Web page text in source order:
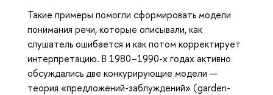
Такие примеры помогли сформировать модели
понимания речи, которые описывали, как
слушатель ошибается и как потом корректирует
интерпретацию. В 1980–1990-х годах активно
обсуждались две конкурирующие модели —
теория «предложений-заблуждений» (garden-